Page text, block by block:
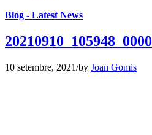
Blog - Latest News
20210910_105948_0000
10 setembre, 2021/by Joan Gomis